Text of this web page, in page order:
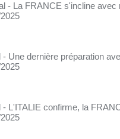
- La FRANCE s'incline avec
- Une dernière préparation
- L'ITALIE confirme, la